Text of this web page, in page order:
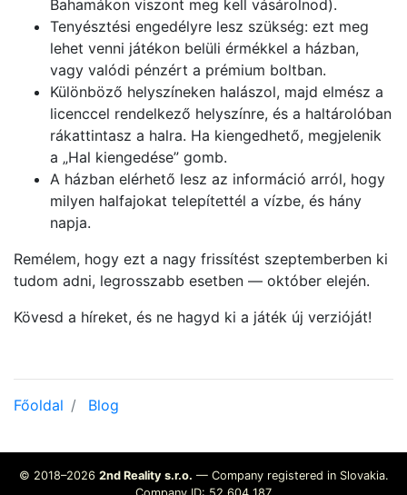
Bahamákon viszont meg kell vásárolnod).
Tenyésztési engedélyre lesz szükség: ezt meg
lehet venni játékon belüli érmékkel a házban,
vagy valódi pénzért a prémium boltban.
Különböző helyszíneken halászol, majd elmész a
licenccel rendelkező helyszínre, és a haltárolóban
rákattintasz a halra. Ha kiengedhető, megjelenik
a „Hal kiengedése” gomb.
A házban elérhető lesz az információ arról, hogy
milyen halfajokat telepítettél a vízbe, és hány
napja.
Remélem, hogy ezt a nagy frissítést szeptemberben ki
tudom adni, legrosszabb esetben — október elején.
Kövesd a híreket, és ne hagyd ki a játék új verzióját!
Főoldal Blog
© 2018–2026 2nd Reality s.r.o. — Company registered in Slovakia.